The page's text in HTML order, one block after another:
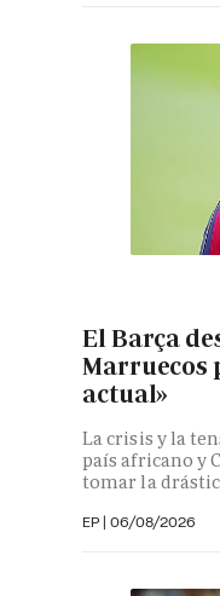
El Barça
Marruecos
actual»
La crisis y la
país africano y
tomar la
EP | 06/08/2026